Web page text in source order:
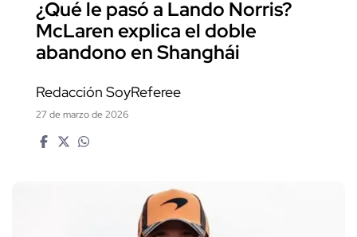
¿Qué le pasó a Lando Norris?
McLaren explica el doble
abandono en Shanghái
Redacción SoyReferee
27 de marzo de 2026